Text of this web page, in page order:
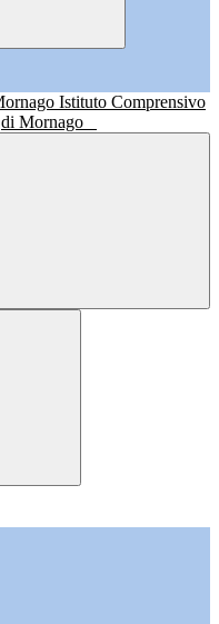
Istituto Comprensivo
di Mornago